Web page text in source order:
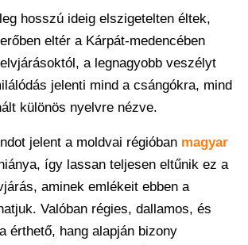
hosszú ideig elszigetelten éltek,
eltér a Kárpát-medencében
a legnagyobb veszélyt
jelenti mind a csángókra, mind
különös nyelvre nézve.
jelent a moldvai régióban magyar
így lassan teljesen eltűnik ez a
aminek emlékeit ebben a
Valóban régies, dallamos, és
érthető, hang alapján bizony